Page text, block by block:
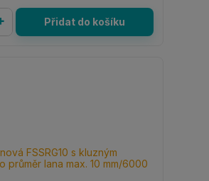
Přidat do košíku